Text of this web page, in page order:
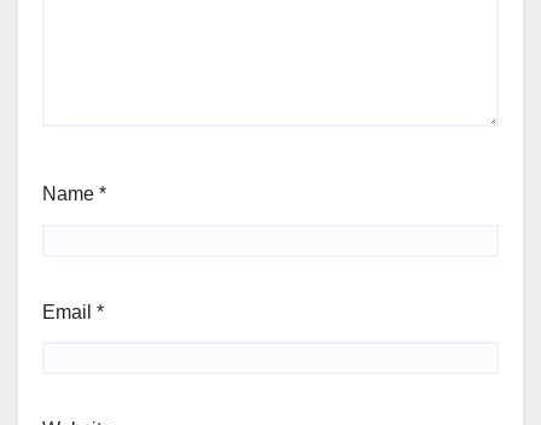
Name *
Email *